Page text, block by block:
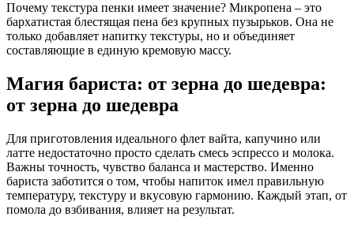
Почему текстура пенки имеет значение? Микропена – это
бархатистая блестящая пена без крупных пузырьков. Она не
только добавляет напитку текстуры, но и объединяет
составляющие в единую кремовую массу.
Магия бариста: от зерна до шедевра:
от зерна до шедевра
Для приготовления идеального флет вайта, капучино или
латте недостаточно просто сделать смесь эспрессо и молока.
Важны точность, чувство баланса и мастерство. Именно
бариста заботится о том, чтобы напиток имел правильную
температуру, текстуру и вкусовую гармонию. Каждый этап, от
помола до взбивания, влияет на результат.